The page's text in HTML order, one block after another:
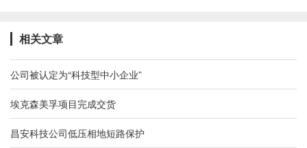
相关文章
公司被认定为“科技型中小企业”
埃克森美孚项目完成交货
昌安科技公司低压相地短路保护